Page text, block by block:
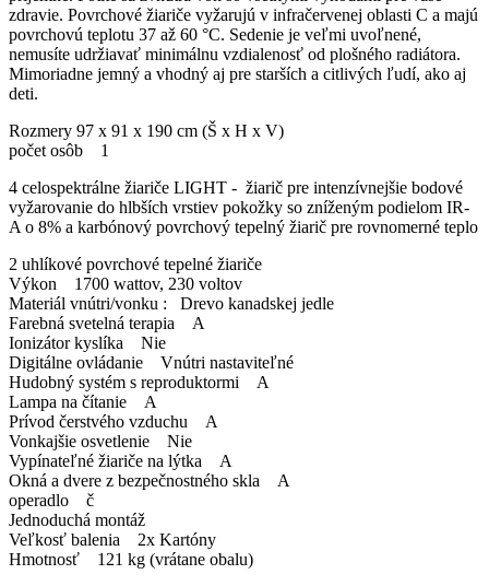
zdravie. Povrchové žiariče vyžarujú v infračervenej oblasti C a majú
povrchovú teplotu 37 až 60 °C. Sedenie je veľmi uvoľnené,
nemusíte udržiavať minimálnu vzdialenosť od plošného radiátora.
Mimoriadne jemný a vhodný aj pre starších a citlivých ľudí, ako aj
deti.
Rozmery 97 x 91 x 190 cm (Š x H x V)
počet osôb 1
4 celospektrálne žiariče LIGHT - žiarič pre intenzívnejšie bodové
vyžarovanie do hlbších vrstiev pokožky so zníženým podielom IR-
A o 8% a karbónový povrchový tepelný žiarič pre rovnomerné teplo
2 uhlíkové povrchové tepelné žiariče
Výkon 1700 wattov, 230 voltov
Materiál vnútri/vonku : Drevo kanadskej jedle
Farebná svetelná terapia A
Ionizátor kyslíka Nie
Digitálne ovládanie Vnútri nastaviteľné
Hudobný systém s reproduktormi A
Lampa na čítanie A
Prívod čerstvého vzduchu A
Vonkajšie osvetlenie Nie
Vypínateľné žiariče na lýtka A
Okná a dvere z bezpečnostného skla A
operadlo č
Jednoduchá montáž
Veľkosť balenia 2x Kartóny
Hmotnosť 121 kg (vrátane obalu)